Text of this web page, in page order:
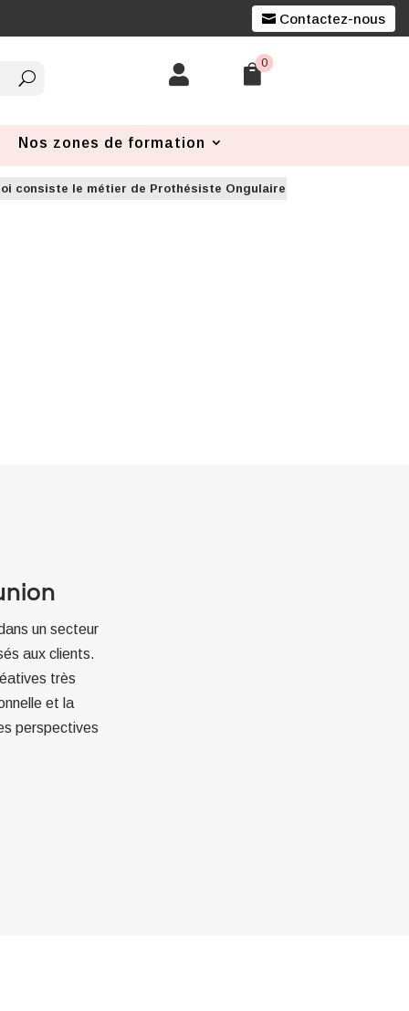
Contactez-nous
 0
Nos zones de formation
consiste le métier de Prothésiste Ongulaire à La Réunion
un secteur
aux clients.
très
et la
perspectives